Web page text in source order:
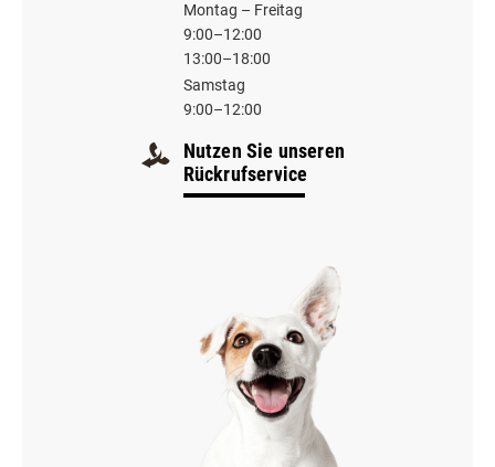
Montag – Freitag
9:00–12:00
13:00–18:00
Samstag
9:00–12:00
Nutzen Sie unseren
Rückrufservice